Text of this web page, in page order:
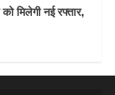
मिलेगी नई रफ्तार,